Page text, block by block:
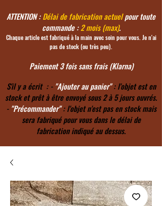
ATTENTION :Délai de fabrication actuelpour toute
commande :2 mois (max).
Chaque article est fabriqué à la main avec soin pour vous. Je n'ai
pas de stock (ou très peu).
Paiement 3 fois sans frais (Klarna)
S'il y a écrit : - "Ajouter au panier": l'objet est en
stock et prêt à être envoyé sous 2 à 5 jours ouvrés.
- "Précommander": l'objet n'est pas en stock mais
sera fabriqué pour vous dans le délai de
fabrication indiqué au dessus.